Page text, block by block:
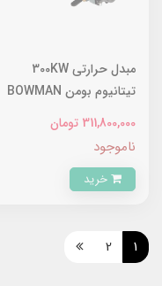
مبدل حرارتی 300KW
تیتانیوم بومن BOWMAN
FG160-5115-5T
311,800,000 تومان
ناموجود
خرید
1
2